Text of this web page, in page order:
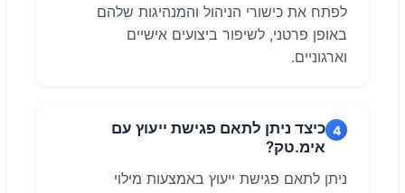
לפתח את כישורי הניהול והמנהיגות שלהם
באופן פרטני, לשיפור ביצועים אישיים
וארגוניים.
4 כיצד ניתן לתאם פגישת ייעוץ עם
אימ.טק?
ניתן לתאם פגישת ייעוץ באמצעות מילוי